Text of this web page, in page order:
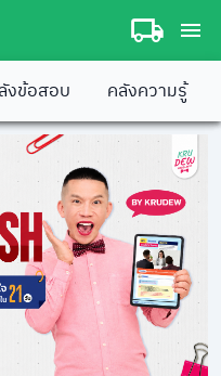
งข้อสอบ คลังความรู้